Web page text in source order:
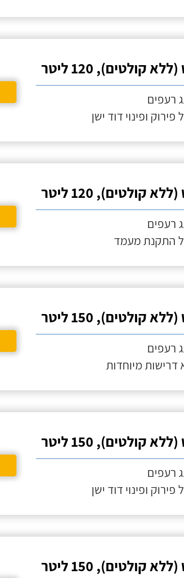
120 ליטר
רעפים
ופינוי דוד ישן
120 ליטר
רעפים
התקנת מעמד
150 ליטר
רעפים
דרישות מיוחדות
150 ליטר
רעפים
ופינוי דוד ישן
150 ליטר